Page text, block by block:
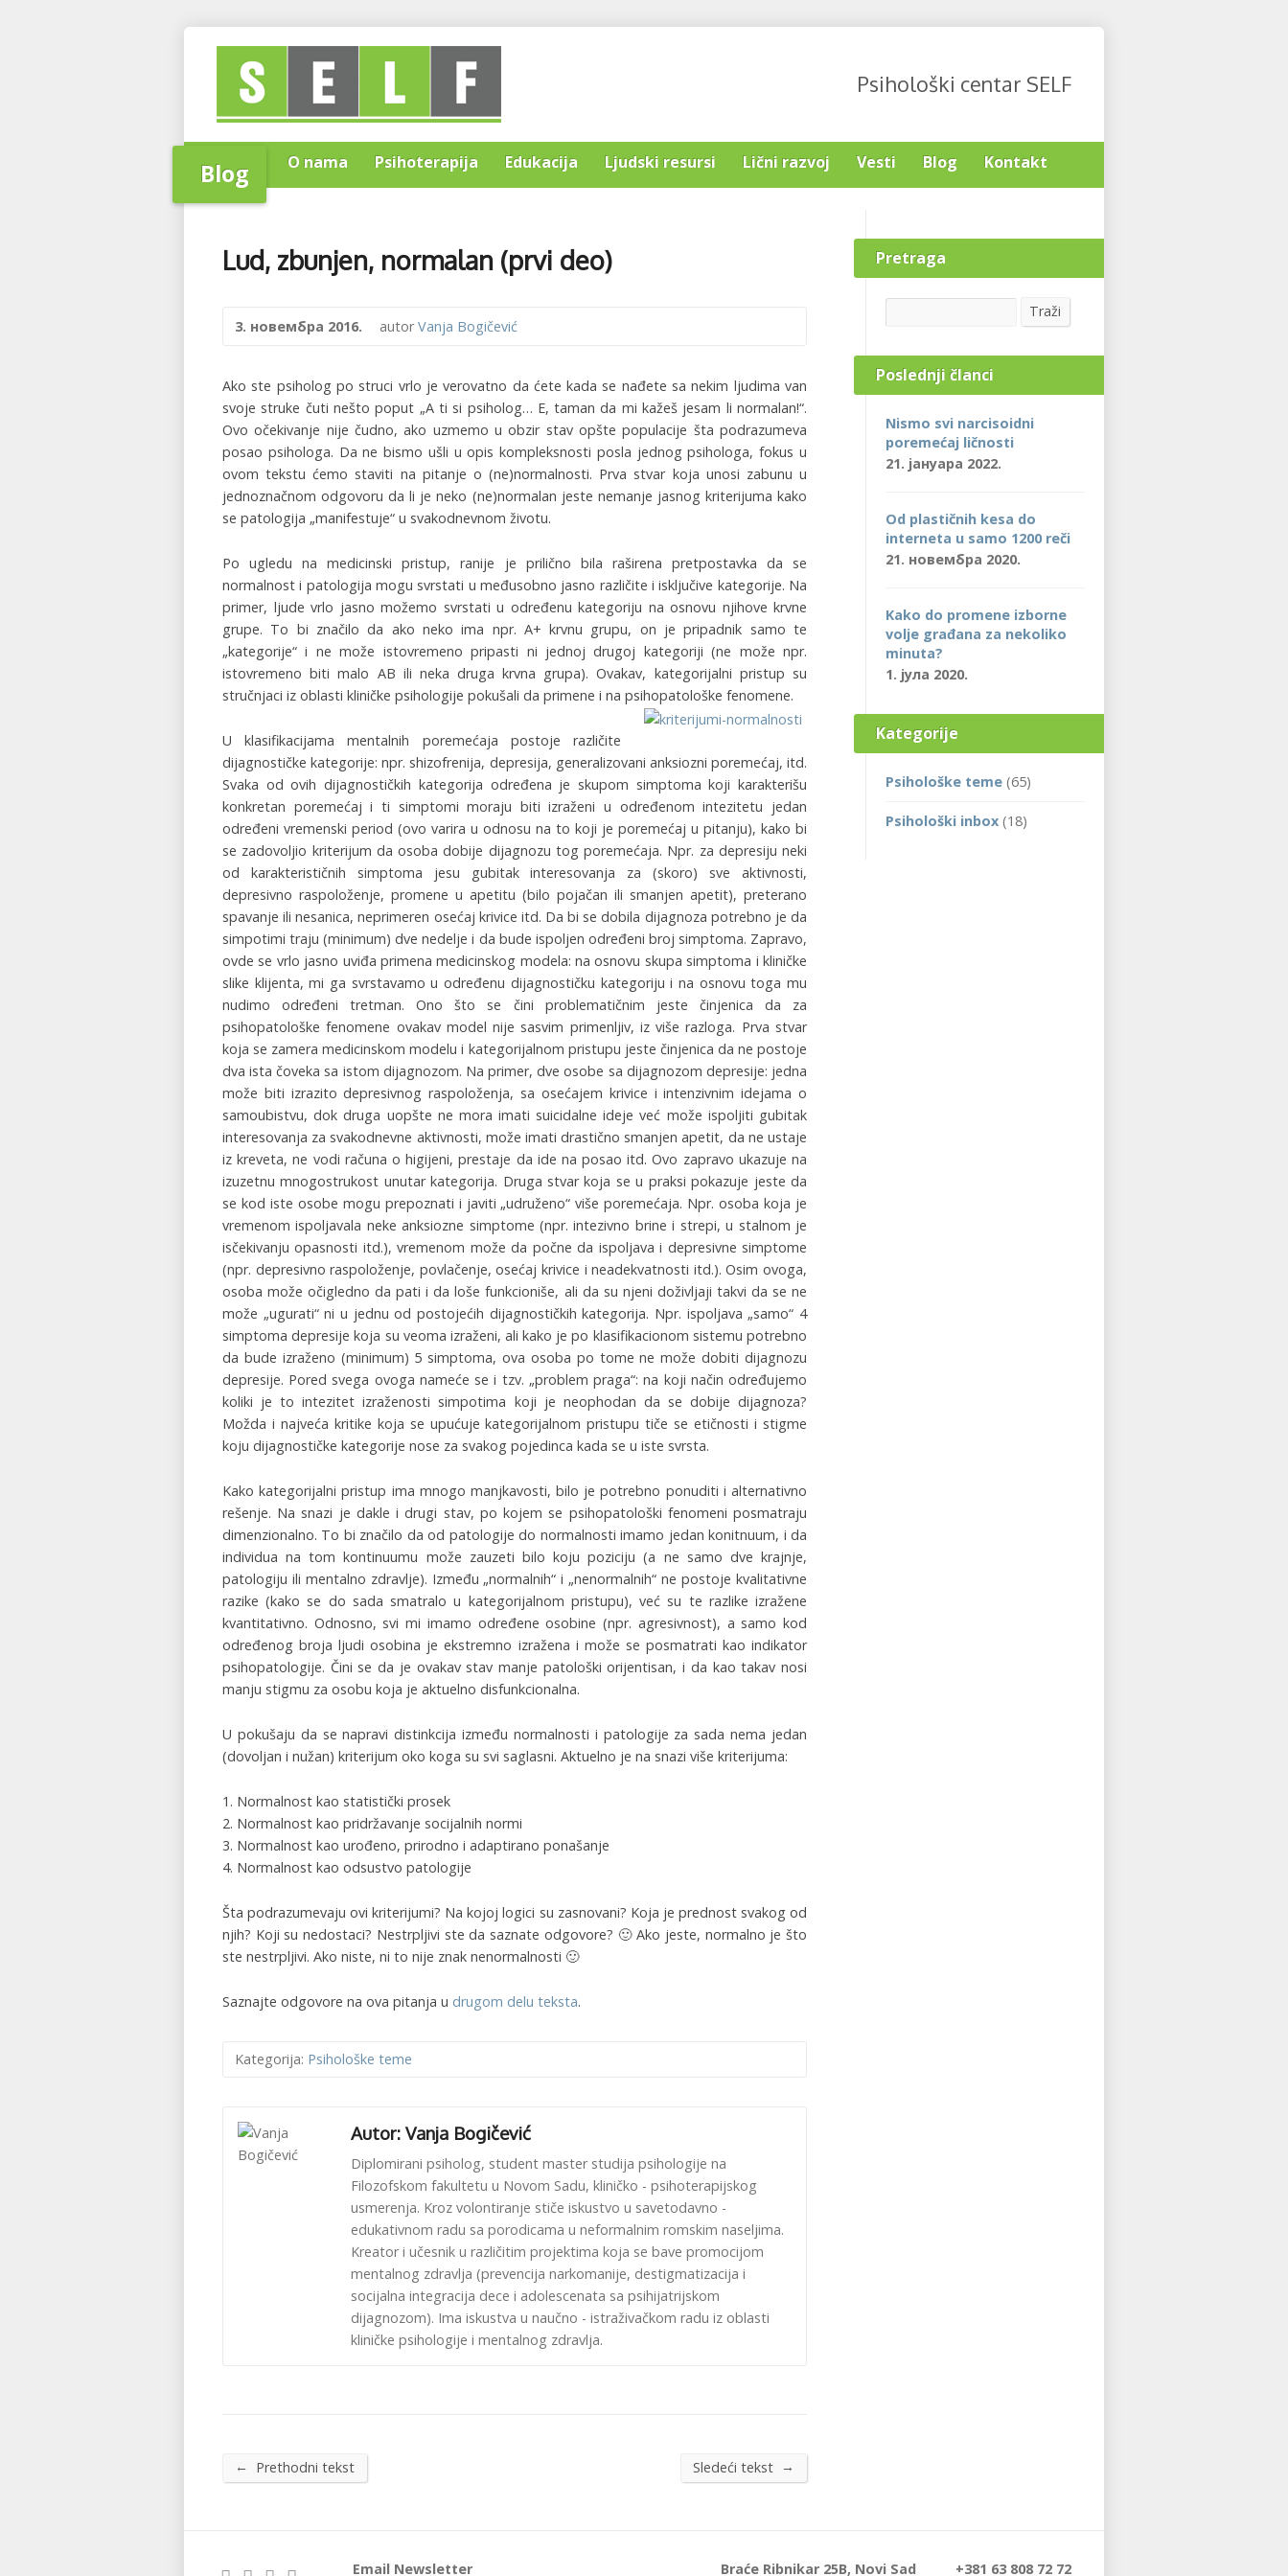
Psihološki centar SELF
Home O nama Psihoterapija Edukacija Ljudski resursi Lični razvoj Vesti Blog Kontakt
Blog
Lud, zbunjen, normalan (prvi deo)
3. новембра 2016. autorVanja Bogičević
Ako ste psiholog po struci vrlo je verovatno da ćete kada se nađete sa nekim ljudima van
svoje struke čuti nešto poput „A ti si psiholog… E, taman da mi kažeš jesam li normalan!“.
Ovo očekivanje nije čudno, ako uzmemo u obzir stav opšte populacije šta podrazumeva
posao psihologa. Da ne bismo ušli u opis kompleksnosti posla jednog psihologa, fokus u
ovom tekstu ćemo staviti na pitanje o (ne)normalnosti. Prva stvar koja unosi zabunu u
jednoznačnom odgovoru da li je neko (ne)normalan jeste nemanje jasnog kriterijuma kako
se patologija „manifestuje“ u svakodnevnom životu.
Po ugledu na medicinski pristup, ranije je prilično bila raširena pretpostavka da se
normalnost i patologija mogu svrstati u međusobno jasno različite i isključive kategorije. Na
primer, ljude vrlo jasno možemo svrstati u određenu kategoriju na osnovu njihove krvne
grupe. To bi značilo da ako neko ima npr. A+ krvnu grupu, on je pripadnik samo te
„kategorije“ i ne može istovremeno pripasti ni jednoj drugoj kategoriji (ne može npr.
istovremeno biti malo AB ili neka druga krvna grupa). Ovakav, kategorijalni pristup su
stručnjaci iz oblasti kliničke psihologije pokušali da primene i na psihopatološke fenomene.
U klasifikacijama mentalnih poremećaja postoje različite
dijagnostičke kategorije: npr. shizofrenija, depresija, generalizovani anksiozni poremećaj, itd.
Svaka od ovih dijagnostičkih kategorija određena je skupom simptoma koji karakterišu
konkretan poremećaj i ti simptomi moraju biti izraženi u određenom intezitetu jedan
određeni vremenski period (ovo varira u odnosu na to koji je poremećaj u pitanju), kako bi
se zadovoljio kriterijum da osoba dobije dijagnozu tog poremećaja. Npr. za depresiju neki
od karakterističnih simptoma jesu gubitak interesovanja za (skoro) sve aktivnosti,
depresivno raspoloženje, promene u apetitu (bilo pojačan ili smanjen apetit), preterano
spavanje ili nesanica, neprimeren osećaj krivice itd. Da bi se dobila dijagnoza potrebno je da
simpotimi traju (minimum) dve nedelje i da bude ispoljen određeni broj simptoma. Zapravo,
ovde se vrlo jasno uviđa primena medicinskog modela: na osnovu skupa simptoma i kliničke
slike klijenta, mi ga svrstavamo u određenu dijagnostičku kategoriju i na osnovu toga mu
nudimo određeni tretman. Ono što se čini problematičnim jeste činjenica da za
psihopatološke fenomene ovakav model nije sasvim primenljiv, iz više razloga. Prva stvar
koja se zamera medicinskom modelu i kategorijalnom pristupu jeste činjenica da ne postoje
dva ista čoveka sa istom dijagnozom. Na primer, dve osobe sa dijagnozom depresije: jedna
može biti izrazito depresivnog raspoloženja, sa osećajem krivice i intenzivnim idejama o
samoubistvu, dok druga uopšte ne mora imati suicidalne ideje već može ispoljiti gubitak
interesovanja za svakodnevne aktivnosti, može imati drastično smanjen apetit, da ne ustaje
iz kreveta, ne vodi računa o higijeni, prestaje da ide na posao itd. Ovo zapravo ukazuje na
izuzetnu mnogostrukost unutar kategorija. Druga stvar koja se u praksi pokazuje jeste da
se kod iste osobe mogu prepoznati i javiti „udruženo“ više poremećaja. Npr. osoba koja je
vremenom ispoljavala neke anksiozne simptome (npr. intezivno brine i strepi, u stalnom je
isčekivanju opasnosti itd.), vremenom može da počne da ispoljava i depresivne simptome
(npr. depresivno raspoloženje, povlačenje, osećaj krivice i neadekvatnosti itd.). Osim ovoga,
osoba može očigledno da pati i da loše funkcioniše, ali da su njeni doživljaji takvi da se ne
može „ugurati“ ni u jednu od postojećih dijagnostičkih kategorija. Npr. ispoljava „samo“ 4
simptoma depresije koja su veoma izraženi, ali kako je po klasifikacionom sistemu potrebno
da bude izraženo (minimum) 5 simptoma, ova osoba po tome ne može dobiti dijagnozu
depresije. Pored svega ovoga nameće se i tzv. „problem praga“: na koji način određujemo
koliki je to intezitet izraženosti simpotima koji je neophodan da se dobije dijagnoza?
Možda i najveća kritike koja se upućuje kategorijalnom pristupu tiče se etičnosti i stigme
koju dijagnostičke kategorije nose za svakog pojedinca kada se u iste svrsta.
Kako kategorijalni pristup ima mnogo manjkavosti, bilo je potrebno ponuditi i alternativno
rešenje. Na snazi je dakle i drugi stav, po kojem se psihopatološki fenomeni posmatraju
dimenzionalno. To bi značilo da od patologije do normalnosti imamo jedan konitnuum, i da
individua na tom kontinuumu može zauzeti bilo koju poziciju (a ne samo dve krajnje,
patologiju ili mentalno zdravlje). Između „normalnih“ i „nenormalnih“ ne postoje kvalitativne
razike (kako se do sada smatralo u kategorijalnom pristupu), već su te razlike izražene
kvantitativno. Odnosno, svi mi imamo određene osobine (npr. agresivnost), a samo kod
određenog broja ljudi osobina je ekstremno izražena i može se posmatrati kao indikator
psihopatologije. Čini se da je ovakav stav manje patološki orijentisan, i da kao takav nosi
manju stigmu za osobu koja je aktuelno disfunkcionalna.
U pokušaju da se napravi distinkcija između normalnosti i patologije za sada nema jedan
(dovoljan i nužan) kriterijum oko koga su svi saglasni. Aktuelno je na snazi više kriterijuma:
1. Normalnost kao statistički prosek
2. Normalnost kao pridržavanje socijalnih normi
3. Normalnost kao urođeno, prirodno i adaptirano ponašanje
4. Normalnost kao odsustvo patologije
Šta podrazumevaju ovi kriterijumi? Na kojoj logici su zasnovani? Koja je prednost svakog od
njih? Koji su nedostaci? Nestrpljivi ste da saznate odgovore? 🙂 Ako jeste, normalno je što
ste nestrpljivi. Ako niste, ni to nije znak nenormalnosti 🙂
Saznajte odgovore na ova pitanja u drugom delu teksta.
Kategorija: Psihološke teme
Autor: Vanja Bogičević
Diplomirani psiholog, student master studija psihologije na
Filozofskom fakultetu u Novom Sadu, kliničko - psihoterapijskog
usmerenja. Kroz volontiranje stiče iskustvo u savetodavno -
edukativnom radu sa porodicama u neformalnim romskim naseljima.
Kreator i učesnik u različitim projektima koja se bave promocijom
mentalnog zdravlja (prevencija narkomanije, destigmatizacija i
socijalna integracija dece i adolescenata sa psihijatrijskom
dijagnozom). Ima iskustva u naučno - istraživačkom radu iz oblasti
kliničke psihologije i mentalnog zdravlja.
← Prethodni tekst Sledeći tekst →
Pretraga
Traži
Poslednji članci
Nismo svi narcisoidni
poremećaj ličnosti
21. јануара 2022.
Od plastičnih kesa do
interneta u samo 1200 reči
21. новембра 2020.
Kako do promene izborne
volje građana za nekoliko
minuta?
1. јула 2020.
Kategorije
Psihološke teme (65)
Psihološki inbox (18)
Email Newsletter Braće Ribnikar 25B, Novi Sad +381 63 808 72 72